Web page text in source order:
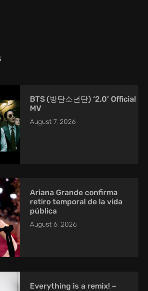
BTS (방탄소년단) ‘2.0’ Official
MV
August 7, 2026
Ariana Grande confirma
retiro temporal de la vida
pública
August 6, 2026
Everything is a remix! –